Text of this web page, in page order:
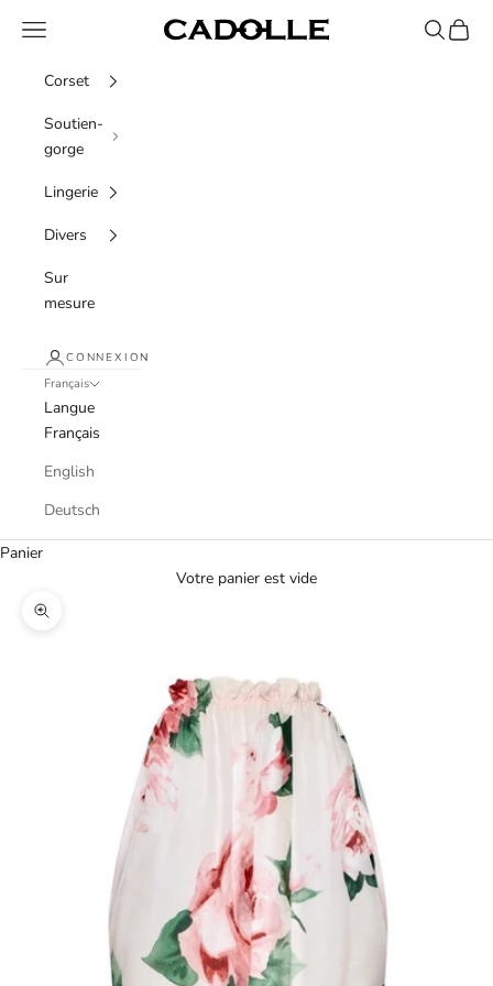
Cadolle
Menu Recherche
Panier
Corset
Soutien-
gorge
Lingerie
Divers
Sur
mesure
CONNEXION
Français
Langue
Français
English
Deutsch
Panier
Votre panier est vide
Zoomer sur l'image